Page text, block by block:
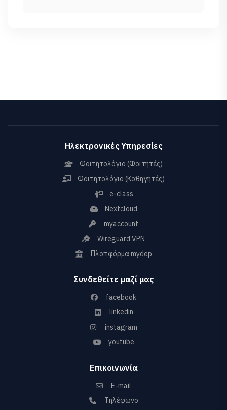
Ηλεκτρονικές Υπηρεσίες
Φοιτητολόγιο (Φοιτητές)
Φοιτητολόγιο (Καθηγητές)
e-class
Nextcloud
myaccount
Wireguard VPN
Πλατφόρμα mydep
Συνδεθείτε μαζί μας
facebook
linkedin
instagram
youtube
Επικοινωνία
E-mail
Τηλέφωνο